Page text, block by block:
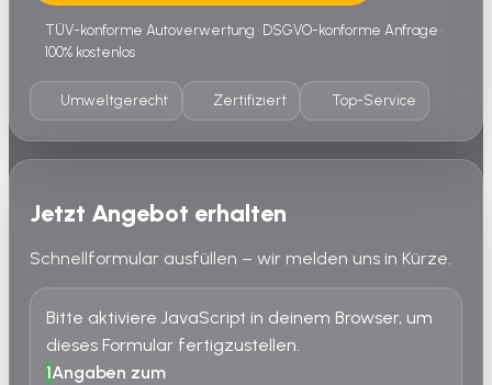
TÜV-konforme Autoverwertung • DSGVO-konforme Anfrage •
100% kostenlos
Umweltgerecht Zertifiziert Top-Service
Jetzt Angebot erhalten
Schnellformular ausfüllen – wir melden uns in Kürze.
Bitte aktiviere JavaScript in deinem Browser, um
dieses Formular fertigzustellen.
1Angaben zum